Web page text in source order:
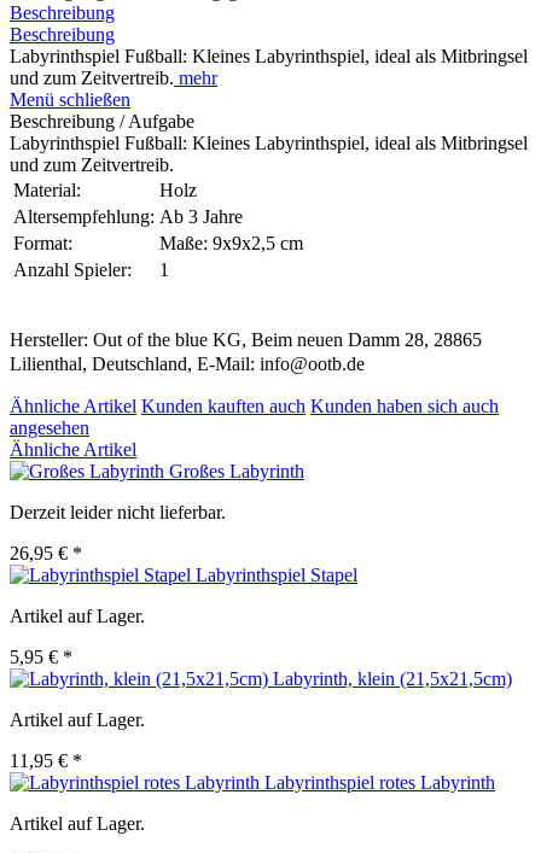
Beschreibung
Beschreibung
Labyrinthspiel Fußball: Kleines Labyrinthspiel, ideal als Mitbringsel
und zum Zeitvertreib. mehr
Menü schließen
Beschreibung / Aufgabe
Labyrinthspiel Fußball: Kleines Labyrinthspiel, ideal als Mitbringsel
und zum Zeitvertreib.
Material:
Holz
Altersempfehlung: Ab 3 Jahre
Format:
Maße: 9x9x2,5 cm
Anzahl Spieler:
1
Hersteller: Out of the blue KG, Beim neuen Damm 28, 28865
Lilienthal, Deutschland, E-Mail: info@ootb.de
Ähnliche Artikel Kunden kauften auch Kunden haben sich auch
angesehen
Ähnliche Artikel
Großes Labyrinth
Derzeit leider nicht lieferbar.
26,95 € *
Labyrinthspiel Stapel
Artikel auf Lager.
5,95 € *
Labyrinth, klein (21,5x21,5cm)
Artikel auf Lager.
11,95 € *
Labyrinthspiel rotes Labyrinth
Artikel auf Lager.